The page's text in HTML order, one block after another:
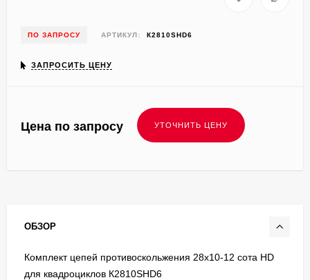
ПО ЗАПРОСУ АРТИКУЛ: К2810SHD6
ЗАПРОСИТЬ ЦЕНУ
Цена по запросу
ОБЗОР
Комплект цепей противоскольжения 28x10-12 сота HD
для квадроциклов К2810SHD6